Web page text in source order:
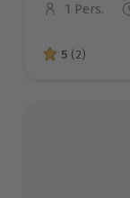
Anzahl der
1 Pers.
5 von 5
5 (2)